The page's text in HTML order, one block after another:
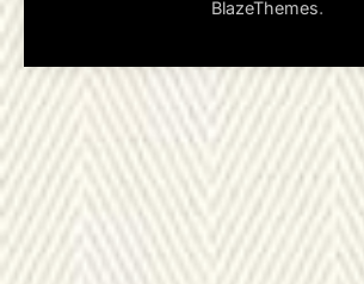
BlazeThemes.